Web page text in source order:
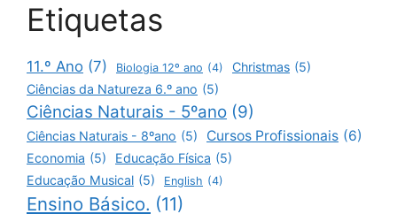
Etiquetas
11.º Ano (7) Biologia 12º ano (4) Christmas (5)
Ciências da Natureza 6.º ano (5)
Ciências Naturais - 5ºano (9)
Ciências Naturais - 8ºano (5) Cursos Profissionais (6)
Economia (5) Educação Física (5)
Educação Musical (5) English (4)
Ensino Básico. (11)